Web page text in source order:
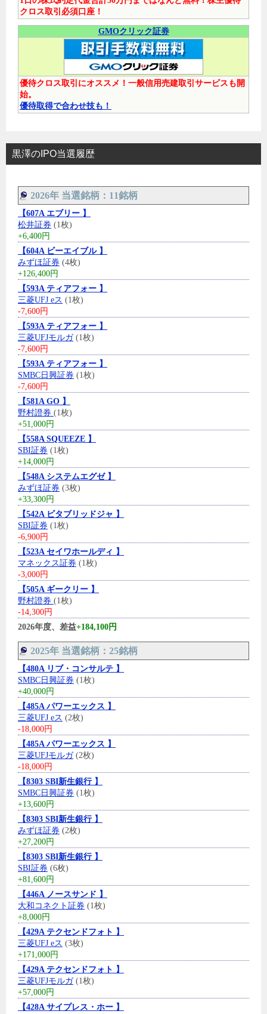
クロス取引必須口座！
GMOクリック証券
優待クロス取引にオススメ！一般信用売建取引サービスも開
始。
優待取得で合わせ技も！
黒澤のIPO当選履歴
2026年 当選銘柄：11銘柄
【607A エブリー 】
松井証券 (1枚)
+6,400円
【604A ビーエイブル 】
みずほ証券 (4枚)
+126,400円
【593A ティアフォー 】
三菱UFJ eス (1枚)
-7,600円
【593A ティアフォー 】
三菱UFJモルガ(1枚)
-7,600円
【593A ティアフォー 】
SMBC日興証券 (1枚)
-7,600円
【581A GO 】
野村證券 (1枚)
+51,000円
【558A SQUEEZE 】
SBI証券 (1枚)
+14,000円
【548A システムエグゼ 】
みずほ証券 (3枚)
+33,300円
【542A ビタブリッドジャ 】
SBI証券 (1枚)
-6,900円
【523A セイワホールディ 】
マネックス証券 (1枚)
-3,000円
【505A ギークリー 】
野村證券 (1枚)
-14,300円
2026年度、差益+184,100円
2025年 当選銘柄：25銘柄
【480A リブ・コンサルテ 】
SMBC日興証券 (1枚)
+40,000円
【485A パワーエックス 】
三菱UFJ eス (2枚)
-18,000円
【485A パワーエックス 】
三菱UFJモルガ(2枚)
-18,000円
【8303 SBI新生銀行 】
SMBC日興証券 (1枚)
+13,600円
【8303 SBI新生銀行 】
みずほ証券 (2枚)
+27,200円
【8303 SBI新生銀行 】
SBI証券 (6枚)
+81,600円
【446A ノースサンド 】
大和コネクト証券 (1枚)
+8,000円
【429A テクセンドフォト 】
三菱UFJ eス (3枚)
+171,000円
【429A テクセンドフォト 】
三菱UFJモルガ(1枚)
+57,000円
【428A サイプレス・ホー 】